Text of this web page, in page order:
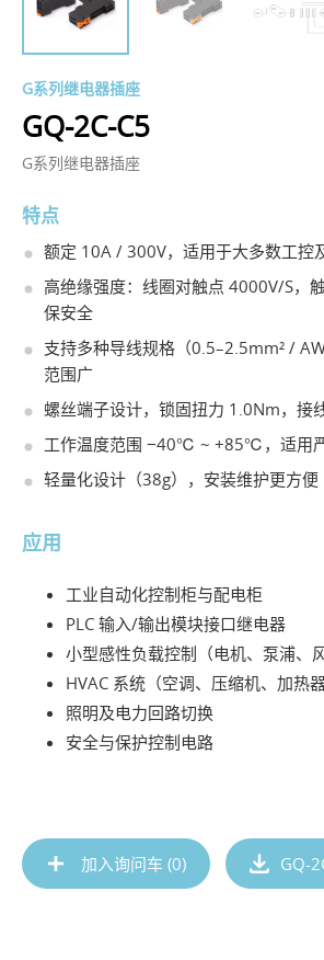
G系列继电器插座
GQ-2C-C5
G系列继电器插座
特点
额定 10A / 300V，适用于大多数工控
高绝缘强度：线圈对触点 4000V/S，
保安全
支持多种导线规格（0.5–2.5mm² /
范围广
螺丝端子设计，锁固扭力 1.0Nm，接
工作温度范围 −40℃ ~ +85℃，适用
轻量化设计（38g），安装维护更方便
应用
工业自动化控制柜与配电柜
PLC 输入/输出模块接口继电器
小型感性负载控制（电机、泵浦、风
HVAC 系统（空调、压缩机、加热器
照明及电力回路切换
安全与保护控制电路
加入询问车 (0) GQ-